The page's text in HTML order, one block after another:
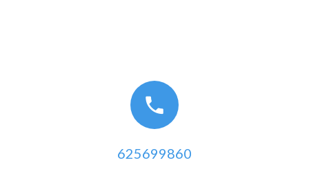
625699860